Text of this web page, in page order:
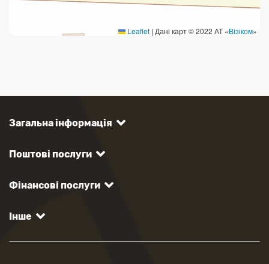
Leaflet | Дані карт © 2022 АТ «Візіком»
Загальна інформація
Поштові послуги
Фінансові послуги
Інше